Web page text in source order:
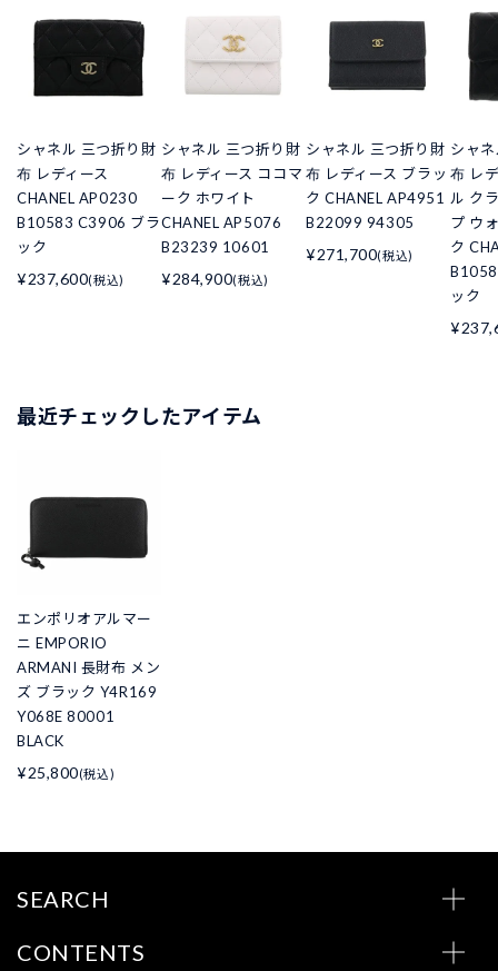
シャネル 三つ折り財
布 レディース
CHANEL AP0230
B10583 C3906 ブラ
ック
¥237,600(税込)
シャネル 三つ折り財
布 レディース ココマ
ーク ホワイト
CHANEL AP5076
B23239 10601
¥284,900(税込)
シャネル 三つ折り財
布 レディース ブラッ
ク CHANEL AP4951
B22099 94305
¥271,700(税込)
シャ
布 レ
ル ク
プ ウ
ク
ック
最近チェックしたアイテム
エンポリオアルマー
ニ EMPORIO
ARMANI 長財布 メン
ズ ブラック Y4R169
Y068E 80001
BLACK
¥25,800(税込)
SEARCH
CONTENTS